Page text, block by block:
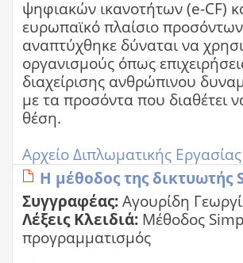
ψηφιακών ικανοτήτων (e-CF)
ευρωπαϊκό πλαίσιο
αναπτύχθηκε δύναται να
οργανισμούς όπως
διαχείρισης ανθρώπινου
με τα προσόντα που διαθέτει
θέση.
Αρχείο Διπλωματικής Εργασίας
Η μέθοδος της δικτυωτής
Συγγραφέας:Αγουρίδη
Λέξεις Κλειδιά: Μέθοδος
προγραμματισμός